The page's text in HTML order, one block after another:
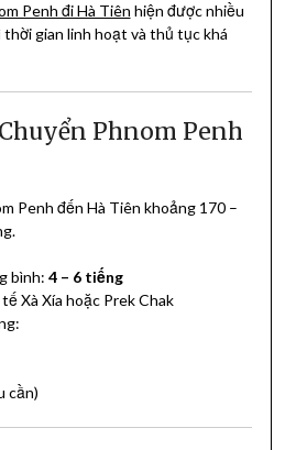
Penh đi Hà Tiên hiện được nhiều
thời gian linh hoạt và thủ tục khá
Phnom Penh
Penh đến Hà Tiên khoảng 170 –
bình: 4 – 6 tiếng
Xà Xía hoặc Prek Chak
cần)